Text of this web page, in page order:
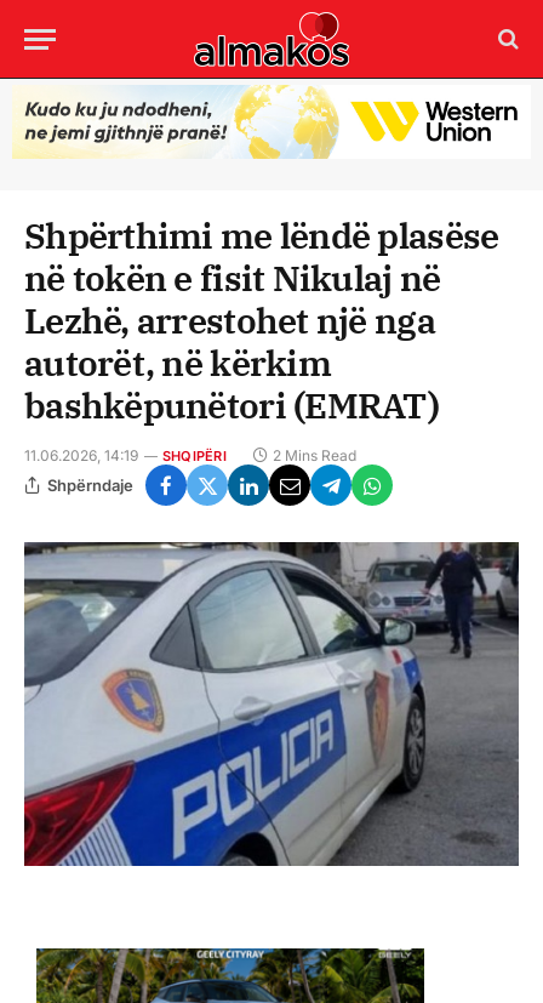
Shpërthimi me lëndë plasëse
në tokën e fisit Nikulaj në
Lezhë, arrestohet një nga
autorët, në kërkim
bashkëpunëtori (EMRAT)
11.06.2026, 14:19 SHQIPËRI 2 Mins Read
Shpërndaje